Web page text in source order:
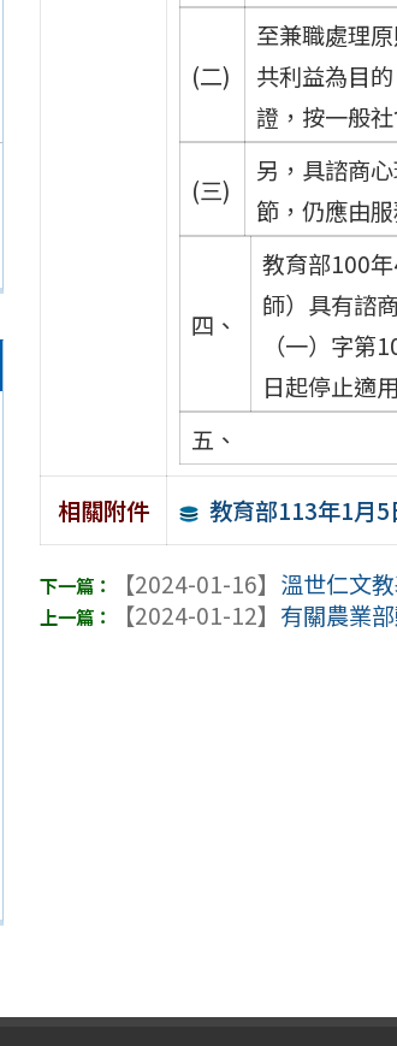
(二)
至兼職處理
共利益為目
證，按一般
(三)
另，具諮商
節，仍應由
四、
教育部100
師）具有諮
（一）字
日起停止適
五、
相關附件 教育部113年1月
【2024-01-16】 溫世仁文
【2024-01-12】 有關農業